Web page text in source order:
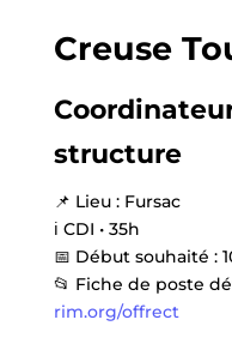
Creuse
structure
📌 Lieu : Fursac
ℹ️ CDI • 35h
📅 Début souhaité :
📂 Fiche de poste
rim.org/offrect